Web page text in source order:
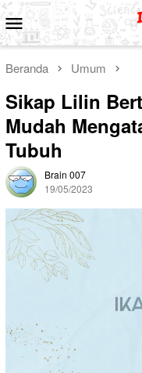
Loncat
ke
konten
Menu
Mobile
Beranda Umum
Sikap Lilin
Mudah
Tubuh
Brain 007
19/05/2023